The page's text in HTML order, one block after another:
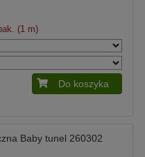
(1 m)
Do koszyka
Baby tunel 260302